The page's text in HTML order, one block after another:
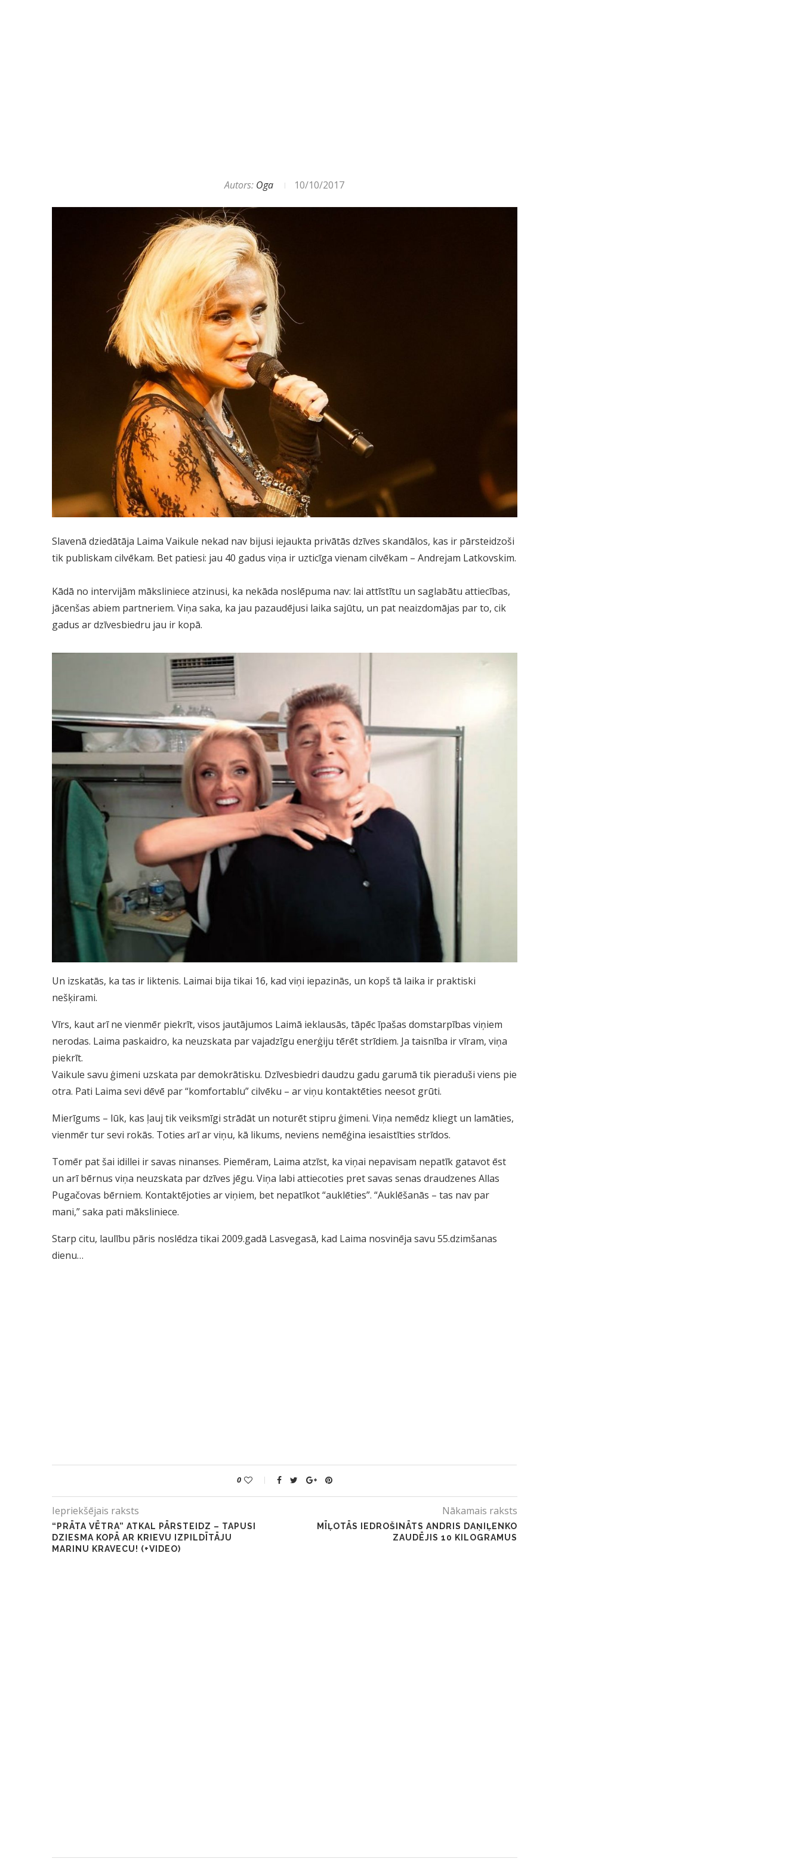
Autors: Oga 10/10/2017
Slavenā dziedātāja Laima Vaikule nekad nav bijusi iejaukta privātās dzīves skandālos, kas ir pārsteidzoši
tik publiskam cilvēkam. Bet patiesi: jau 40 gadus viņa ir uzticīga vienam cilvēkam – Andrejam Latkovskim.
Kādā no intervijām māksliniece atzinusi, ka nekāda noslēpuma nav: lai attīstītu un saglabātu attiecības,
jācenšas abiem partneriem. Viņa saka, ka jau pazaudējusi laika sajūtu, un pat neaizdomājas par to, cik
gadus ar dzīvesbiedru jau ir kopā.
Un izskatās, ka tas ir liktenis. Laimai bija tikai 16, kad viņi iepazinās, un kopš tā laika ir praktiski
nešķirami.
Vīrs, kaut arī ne vienmēr piekrīt, visos jautājumos Laimā ieklausās, tāpēc īpašas domstarpības viņiem
nerodas. Laima paskaidro, ka neuzskata par vajadzīgu enerģiju tērēt strīdiem. Ja taisnība ir vīram, viņa
piekrīt.
Vaikule savu ģimeni uzskata par demokrātisku. Dzīvesbiedri daudzu gadu garumā tik pieraduši viens pie
otra. Pati Laima sevi dēvē par “komfortablu” cilvēku – ar viņu kontaktēties neesot grūti.
Mierīgums – lūk, kas ļauj tik veiksmīgi strādāt un noturēt stipru ģimeni. Viņa nemēdz kliegt un lamāties,
vienmēr tur sevi rokās. Toties arī ar viņu, kā likums, neviens nemēģina iesaistīties strīdos.
Tomēr pat šai idillei ir savas ninanses. Piemēram, Laima atzīst, ka viņai nepavisam nepatīk gatavot ēst
un arī bērnus viņa neuzskata par dzīves jēgu. Viņa labi attiecoties pret savas senas draudzenes Allas
Pugačovas bērniem. Kontaktējoties ar viņiem, bet nepatīkot “auklēties”. “Auklēšanās – tas nav par
mani,” saka pati māksliniece.
Starp citu, laulību pāris noslēdza tikai 2009.gadā Lasvegasā, kad Laima nosvinēja savu 55.dzimšanas
dienu…
0
Iepriekšējais raksts
“PRĀTA VĒTRA” ATKAL PĀRSTEIDZ – TAPUSI
DZIESMA KOPĀ AR KRIEVU IZPILDĪTĀJU
MARINU KRAVECU! (+VIDEO)
Nākamais raksts
MĪĻOTĀS IEDROŠINĀTS ANDRIS DAŅIĻENKO
ZAUDĒJIS 10 KILOGRAMUS